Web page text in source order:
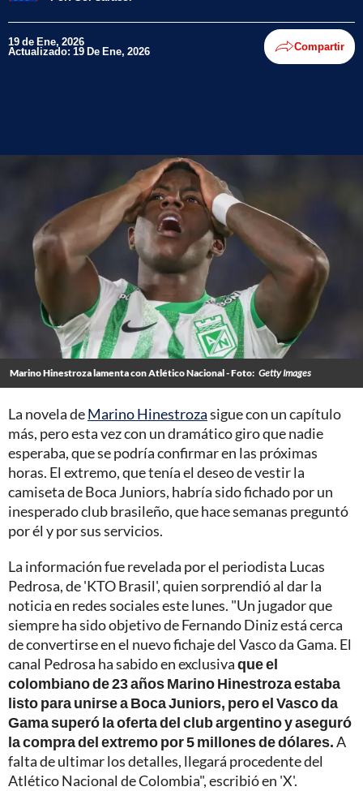
19 de Ene, 2026
Actualizado: 19 De Ene, 2026 Compartir
Marino Hinestroza lamenta con Atlético Nacional - Foto: Getty Images
La novela deMarino Hinestrozasigue con un capítulo
más, pero esta vez con un dramático giro que nadie
esperaba, que se podría confirmar en las próximas
horas. El extremo, que tenía el deseo de vestir la
camiseta de Boca Juniors, habría sido fichado por un
inesperado club brasileño, que hace semanas preguntó
por él y por sus servicios.
La información fue revelada por el periodista Lucas
Pedrosa, de 'KTO Brasil', quien sorprendió al dar la
noticia en redes sociales este lunes. "Un jugador que
siempre ha sido objetivo de Fernando Diniz está cerca
de convertirse en el nuevo fichaje del Vasco da Gama. El
canal Pedrosa ha sabido en exclusivaque el
colombiano de 23 años Marino Hinestroza estaba
listo para unirse a Boca Juniors, pero el Vasco da
Gama superó la oferta del club argentino y aseguró
la compra del extremo por 5 millones de dólares.A
falta de ultimar los detalles, llegará procedente del
Atlético Nacional de Colombia", escribió en 'X'.